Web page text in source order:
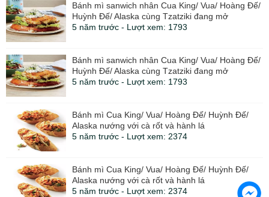
Bánh mì sanwich nhân Cua King/ Vua/ Hoàng Đế/
Huỳnh Đế/ Alaska cùng Tzatziki đang mở
5 năm trước - Lượt xem: 1793
Bánh mì sanwich nhân Cua King/ Vua/ Hoàng Đế/
Huỳnh Đế/ Alaska cùng Tzatziki đang mở
5 năm trước - Lượt xem: 1793
Bánh mì Cua King/ Vua/ Hoàng Đế/ Huỳnh Đế/
Alaska nướng với cà rốt và hành lá
5 năm trước - Lượt xem: 2374
Bánh mì Cua King/ Vua/ Hoàng Đế/ Huỳnh Đế/
Alaska nướng với cà rốt và hành lá
5 năm trước - Lượt xem: 2374